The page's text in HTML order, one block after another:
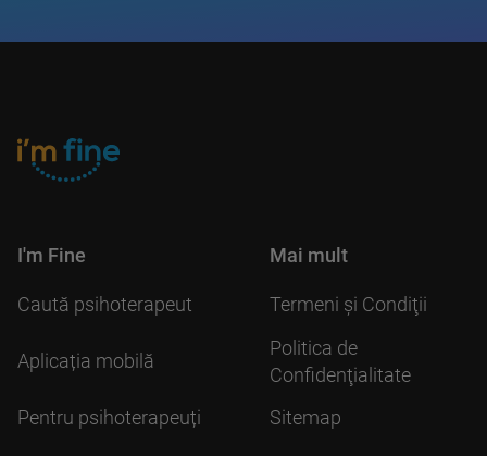
I'm Fine
Caută psihoterapeut
Aplicația mobilă
Pentru psihoterapeuți
Mai mult
Termeni şi Condiţii
Politica de
Confidenţialitate
Sitemap